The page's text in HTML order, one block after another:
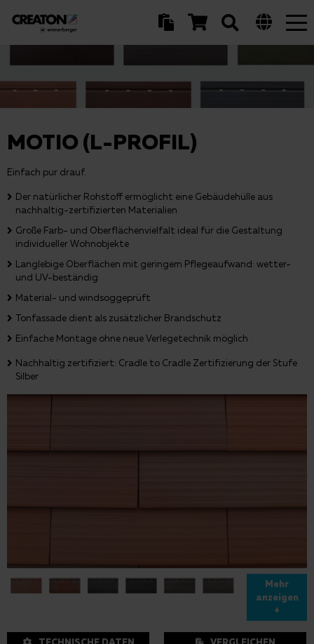
MOTIO (L-PROFIL)
Einfach pur drauf.
Der natürlicher Rohstoff ermöglicht eine Gebäudehülle aus
nachhaltig-zertifizierten Materialien
Große Farb- und Oberflächenvielfalt ideal für die Gestaltung
individueller Wohnobjekte
Langlebige Oberflächen mit geringem Pflegeaufwand: wetter-
und UV-beständig
Material- und windsoggeprüft
Tonfassade dient als zusätzlicher Brandschutz
Einfache Montage ohne neue Verlegetechnik möglich
Nachhaltig zertifiziert: Cradle to Cradle Zertifizierung der Stufe
Silber
Mehr
anzeigen
+
TECHNISCHE DATEN VERGLEICHEN